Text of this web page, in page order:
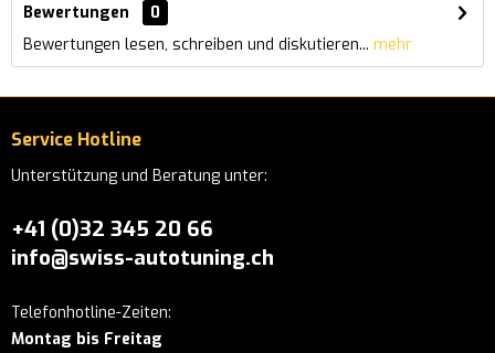
Bewertungen
0
Bewertungen lesen, schreiben und diskutieren... mehr
Service Hotline
Unterstützung und Beratung unter:
+41 (0)32 345 20 66
info@swiss-autotuning.ch
Telefonhotline-Zeiten:
Montag bis Freitag